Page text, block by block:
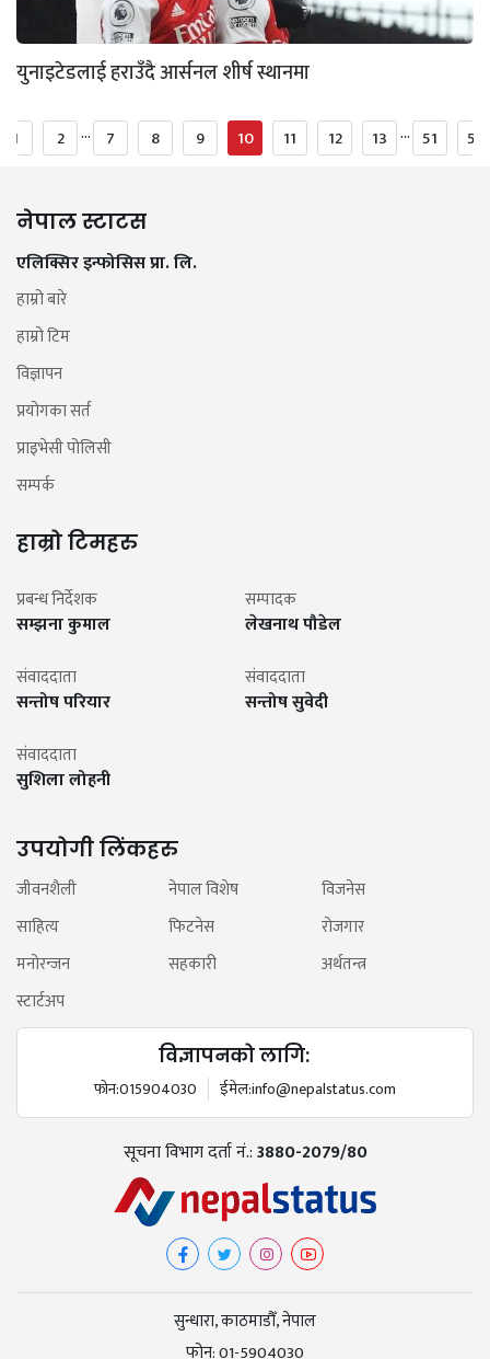
युनाइटेडलाई हराउँदै आर्सनल शीर्ष स्थानमा
1 2 ... 7 8 9 10 11 12 13 ... 51 52
नेपाल स्टाटस
एलिक्सिर इन्फोसिस प्रा. लि.
हाम्रो बारे
हाम्रो टिम
विज्ञापन
प्रयोगका सर्त
प्राइभेसी पोलिसी
सम्पर्क
हाम्रो टिमहरु
प्रबन्ध निर्देशक
सम्झना कुमाल
सम्पादक
लेखनाथ पौडेल
संवाददाता
सन्तोष परियार
संवाददाता
सन्तोष सुवेदी
संवाददाता
सुशिला लोहनी
उपयोगी लिंकहरु
जीवनशैली नेपाल विशेष
विजनेस
साहित्य
फिटनेस
रोजगार
मनोरन्जन
सहकारी
अर्थतन्त्र
स्टार्टअप
विज्ञापनको लागि:
फोन:015904030 ईमेल:info@nepalstatus.com
सूचना विभाग दर्ता नं.:3880-2079/80
सुन्धारा, काठमाडौँ, नेपाल
फोन:01-5904030